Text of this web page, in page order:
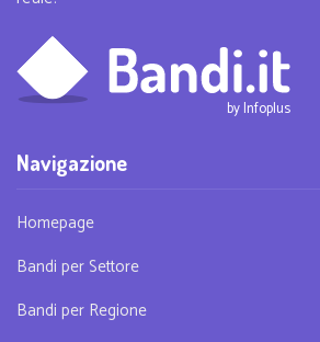
Navigazione
Homepage
Bandi per Settore
Bandi per Regione